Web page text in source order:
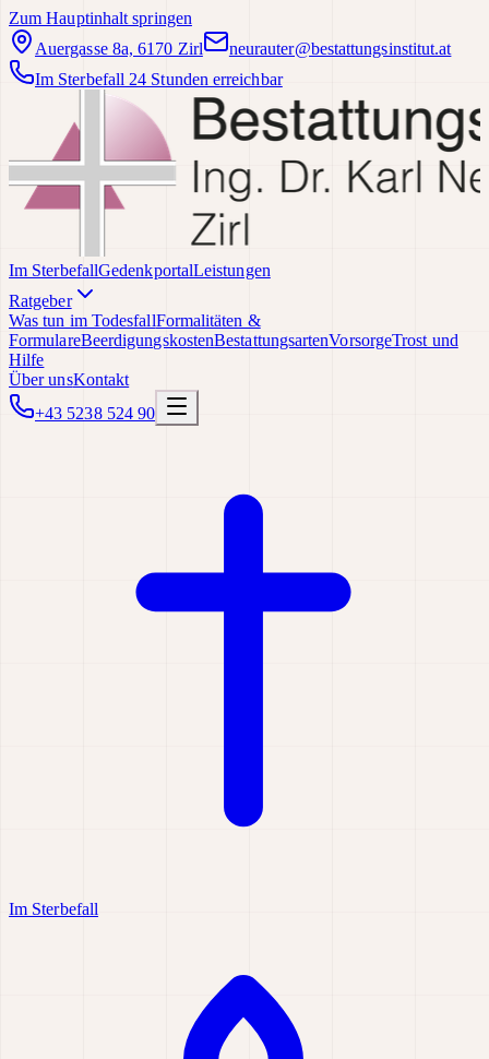
Zum Hauptinhalt springen
Auergasse 8a, 6170 Zirl
neurauter@bestattungsinstitut.at
Im Sterbefall 24 Stunden erreichbar
Im SterbefallGedenkportalLeistungen
Ratgeber
Was tun im TodesfallFormalitäten &
FormulareBeerdigungskostenBestattungsartenVorsorgeTrost und
Hilfe
Über unsKontakt
+43 5238 524 90
Im Sterbefall